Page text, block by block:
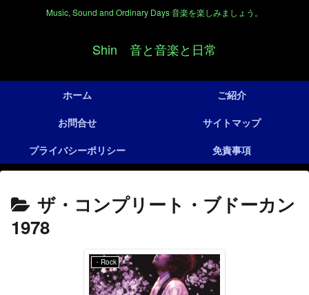
Music, Sound and Ordinary Days 音楽を楽しみましょう。
Shin 音と音楽と日常
ホーム
ご紹介
お問合せ
サイトマップ
プライバシーポリシー
免責事項
ザ・コンプリート・ブドーカン
1978
・Rock